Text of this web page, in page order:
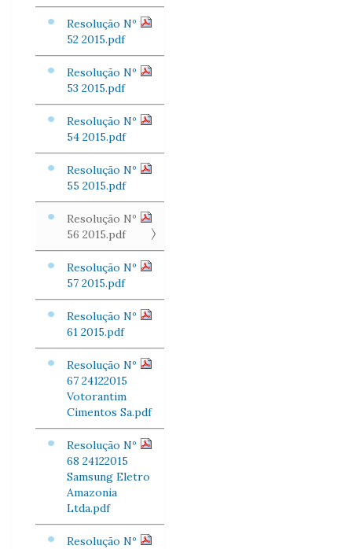
Resolução Nº
52 2015.pdf
Resolução Nº
53 2015.pdf
Resolução Nº
54 2015.pdf
Resolução Nº
55 2015.pdf
Resolução Nº
56 2015.pdf
Resolução Nº
57 2015.pdf
Resolução Nº
61 2015.pdf
Resolução Nº
67 24122015
Votorantim
Cimentos Sa.pdf
Resolução Nº
68 24122015
Samsung Eletro
Amazonia
Ltda.pdf
Resolução Nº